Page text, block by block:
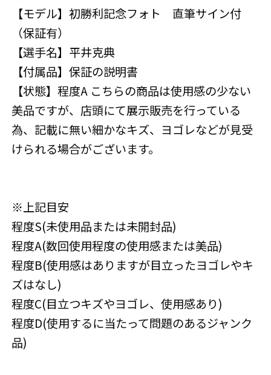
【モデル】初勝利記念フォト 直筆サイン付
（保証有）
【選手名】平井克典
【付属品】保証の説明書
【状態】程度A こちらの商品は使用感の少ない
美品ですが、店頭にて展示販売を行っている
為、記載に無い細かなキズ、ヨゴレなどが見受
けられる場合がございます。
※上記目安
程度S(未使用品または未開封品)
程度A(数回使用程度の使用感または美品)
程度B(使用感はありますが目立ったヨゴレやキ
ズはなし)
程度C(目立つキズやヨゴレ、使用感あり)
程度D(使用するに当たって問題のあるジャンク
品)